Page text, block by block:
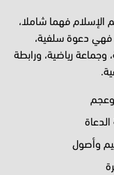
الإسلام فهما شاملا،
فهي دعوة سلفية،
رياضية، ورابطة
وأصول